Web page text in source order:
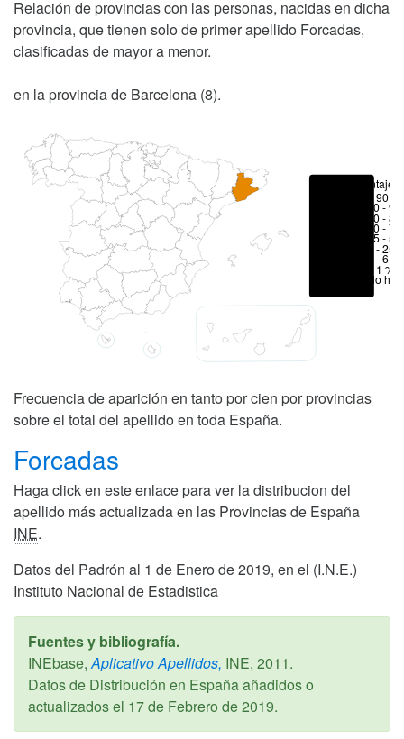
Relación de provincias con las personas, nacidas en dicha
provincia, que tienen solo de primer apellido Forcadas,
clasificadas de mayor a menor.
en la provincia de Barcelona (8).
Porcentajes
> 90 %
80 -
70 -
50 -
25 -
6 - 25
1 - 6 %
< 1 %
No hay
Frecuencia de aparición en tanto por cien por provincias
sobre el total del apellido en toda España.
Forcadas
Haga click en este enlace para ver la distribucion del
apellido más actualizada en las Provincias de España
INE.
Datos del Padrón al 1 de Enero de 2019, en el (I.N.E.)
Instituto Nacional de Estadistica
Fuentes y bibliografía.
INEbase,Aplicativo Apellidos, INE, 2011.
Datos de Distribución en España añadidos o
actualizados el 17 de Febrero de 2019.